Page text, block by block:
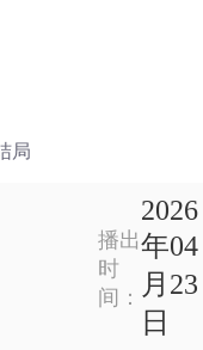
局
播出
时
间：
2026
年04
月23
日